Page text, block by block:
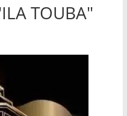
TOUBA"